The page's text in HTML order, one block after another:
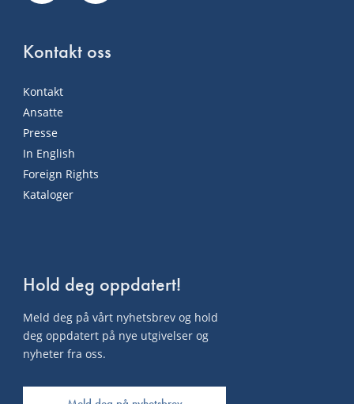
Kontakt oss
Kontakt
Ansatte
Presse
In English
Foreign Rights
Kataloger
Hold deg oppdatert!
Meld deg på vårt nyhetsbrev og hold
deg oppdatert på nye utgivelser og
nyheter fra oss.